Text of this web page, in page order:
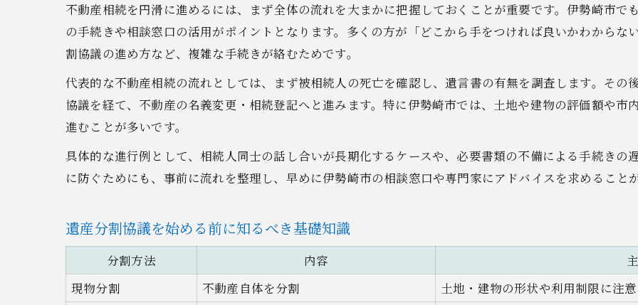
司法書士・弁護士など専門家の選び方
伊勢崎市の土地相場を比較できる最新データ一覧
住宅地と商業地の相場差を押さえるポイント
相続後に売却を検討する際の注意点
無料相談を賢く利用するための実践ポイント
伊勢崎市の不動産相続無料相談窓口一覧
相談前に準備しておきたいポイント
相談内容ごとに選ぶべき専門家とは
不動産相続を円滑に進めるには、まず全体の流れを大まかに把握しておくことが重要です。伊勢崎市で
の手続きや相談窓口の活用がポイントとなります。多くの方が「どこから手をつければ良いかわからな
割協議の進め方など、複雑な手続きが絡むためです。
代表的な不動産相続の流れとしては、まず被相続人の死亡を確認し、遺言書の有無を調査します。その
協議を経て、不動産の名義変更・相続登記へと進みます。特に伊勢崎市では、土地や建物の評価額や市
進むことが多いです。
具体的な進行例として、相続人同士の話し合いが長期化するケースや、必要書類の不備による手続きの
に防ぐためにも、事前に流れを整理し、早めに伊勢崎市の相談窓口や専門家にアドバイスを求めることが
遺産分割協議を始める前に知るべき基礎知識
分割方法 内容
現物分割
不動産自体を分割
土地・建物の形状や利用制限に注意